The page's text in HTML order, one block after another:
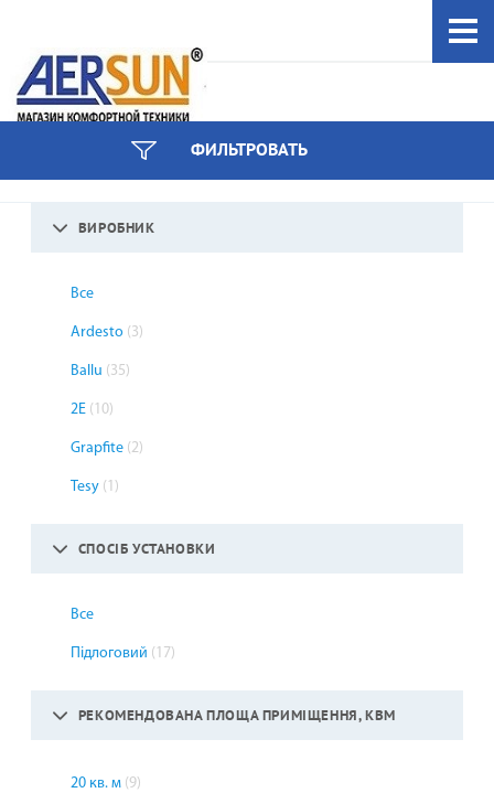
044 333-97-59
інші номери ФИЛЬТРОВАТЬ
ВИРОБНИК
Все
Ardesto (3)
Ballu (35)
2E (10)
Grapfite (2)
Tesy (1)
СПОСІБ УСТАНОВКИ
Все
Підлоговий (17)
РЕКОМЕНДОВАНА ПЛОЩА ПРИМІЩЕННЯ, КВМ
20 кв. м (9)